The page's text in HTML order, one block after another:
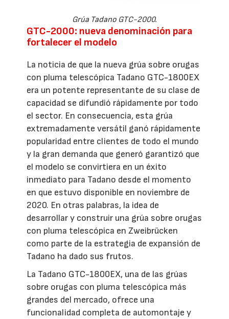
Grúa Tadano GTC-2000.
GTC-2000: nueva denominación para
fortalecer el modelo
La noticia de que la nueva grúa sobre orugas
con pluma telescópica Tadano GTC-1800EX
era un potente representante de su clase de
capacidad se difundió rápidamente por todo
el sector. En consecuencia, esta grúa
extremadamente versátil ganó rápidamente
popularidad entre clientes de todo el mundo
y la gran demanda que generó garantizó que
el modelo se convirtiera en un éxito
inmediato para Tadano desde el momento
en que estuvo disponible en noviembre de
2020. En otras palabras, la idea de
desarrollar y construir una grúa sobre orugas
con pluma telescópica en Zweibrücken
como parte de la estrategia de expansión de
Tadano ha dado sus frutos.
La Tadano GTC-1800EX, una de las grúas
sobre orugas con pluma telescópica más
grandes del mercado, ofrece una
funcionalidad completa de automontaje y